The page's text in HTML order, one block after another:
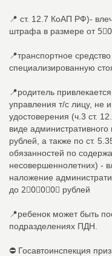
📍 ст. 12.7 КоАП РФ)-
штрафа в размере от
📍транспортное
специализированную
📍родитель
управления т/с лицу, не
удостоверения (ч.3 ст.
виде
рублей, а также по ст.
обязанностей по
несовершеннолетних) -
наложение
до 2⃣0⃣0⃣0⃣ рублей
📍ребенок может быть
подразделениях ПДН.
⛔ Госавтоинспекция